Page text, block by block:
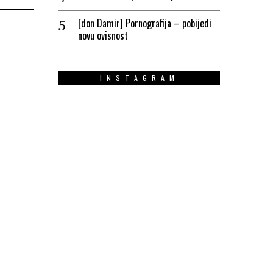
[don Damir] Pornografija – pobijedi
novu ovisnost
INSTAGRAM